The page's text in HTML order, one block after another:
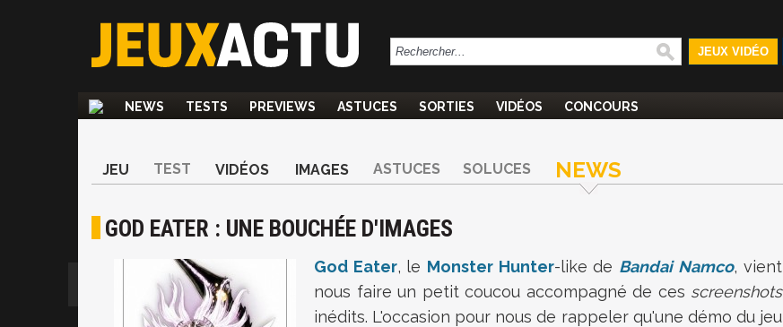
JEUX VIDÉO
NEWS TESTS PREVIEWS ASTUCES SORTIES VIDÉOS CONCOURS
JEU TEST VIDÉOS IMAGES ASTUCES SOLUCES NEWS
GOD EATER : UNE BOUCHÉE D'IMAGES
God Eater, le Monster Hunter-like de Bandai Namco, vient
nous faire un petit coucou accompagné de ces screenshots
inédits. L'occasion pour nous de rappeler qu'une démo du jeu